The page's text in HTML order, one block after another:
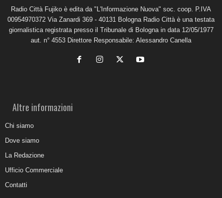
Radio Città Fujiko è edita da "L'Informazione Nuova" soc. coop. P.IVA
00954970372 Via Zanardi 369 - 40131 Bologna Radio Città è una testata
giornalistica registrata presso il Tribunale di Bologna in data 12/05/1977
aut. n° 4553 Direttore Responsabile: Alessandro Canella
Altre informazioni
Chi siamo
Dove siamo
La Redazione
Ufficio Commerciale
Contatti